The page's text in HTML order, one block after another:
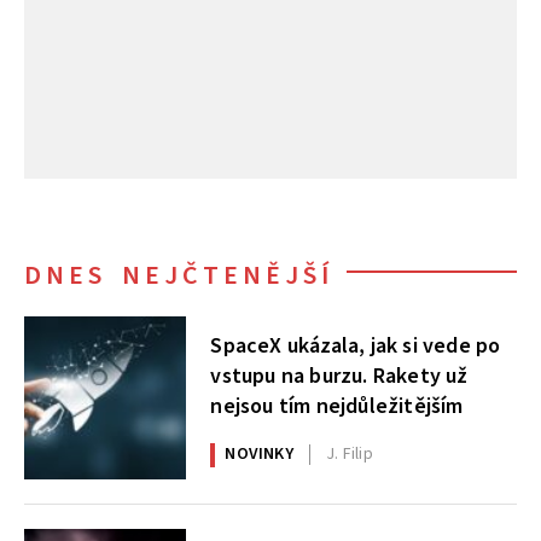
DNES NEJČTENĚJŠÍ
SpaceX ukázala, jak si vede po
vstupu na burzu. Rakety už
nejsou tím nejdůležitějším
NOVINKY J. Filip